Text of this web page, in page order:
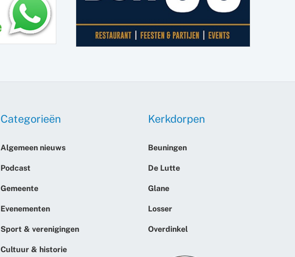
Categorieën
Algemeen nieuws
Podcast
Gemeente
Evenementen
Sport & verenigingen
Cultuur & historie
Kerkdorpen
Beuningen
De Lutte
Glane
Losser
Overdinkel